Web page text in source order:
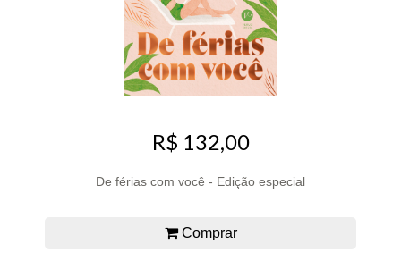
R$ 132,00
De férias com você - Edição especial
Comprar